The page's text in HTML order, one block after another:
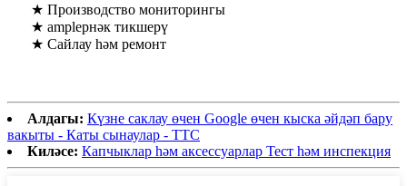
★ Производство мониторингы
★ ampleрнәк тикшерү
★ Сайлау һәм ремонт
Алдагы: Күзне саклау өчен Google өчен кыска әйдәп бару
вакыты - Каты сынаулар - ТТС
Киләсе: Капчыклар һәм аксессуарлар Тест һәм инспекция